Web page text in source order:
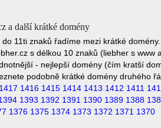
a další krátké domény
11ti znaků řadíme mezi krátké domény.
s délkou 10 znaků (liebher s www
- nejlepší domény (čím kratší
podobně krátké domény druhého
1417 1416 1415 1414 1413 1412 1411
1393 1392 1391 1390 1389 1388
1376 1375 1374 1373 1372 1371 1370